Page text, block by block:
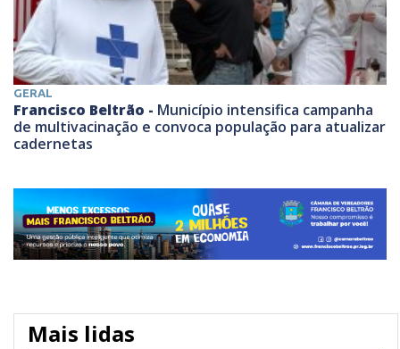
GERAL
Francisco Beltrão - Município intensifica campanha
de multivacinação e convoca população para atualizar
cadernetas
Mais lidas